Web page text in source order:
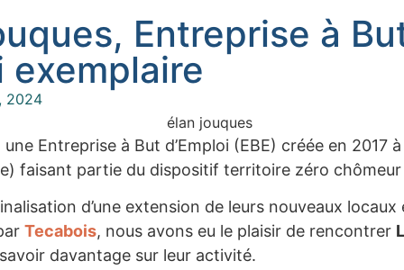
Entreprise à
exemplaire
2024
Entreprise à But d’Emploi (EBE) créée en 2017
faisant partie du dispositif territoire zéro
d’une extension de leurs nouveaux locaux
Tecabois, nous avons eu le plaisir de rencontrer
davantage sur leur activité.